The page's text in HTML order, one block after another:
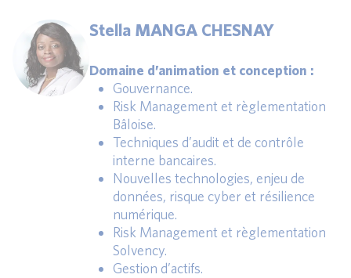
Stella MANGA CHESNAY
Domaine d’animation et conception :
Gouvernance.
Risk Management et règlementation
Bâloise.
Techniques d’audit et de contrôle
interne bancaires.
Nouvelles technologies, enjeu de
données, risque cyber et résilience
numérique.
Risk Management et règlementation
Solvency.
Gestion d’actifs.